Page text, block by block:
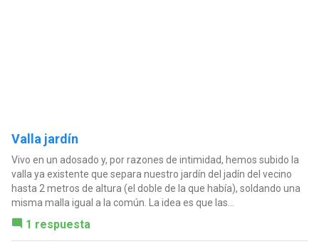
Valla jardín
Vivo en un adosado y, por razones de intimidad, hemos subido la
valla ya existente que separa nuestro jardín del jadín del vecino
hasta 2 metros de altura (el doble de la que había), soldando una
misma malla igual a la común. La idea es que las...
1 respuesta